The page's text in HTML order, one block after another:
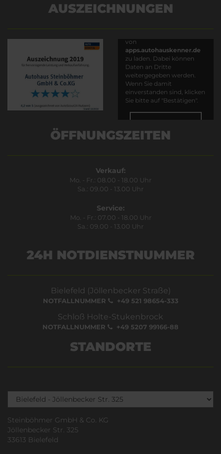
AUSZEICHNUNGEN
von
apps.autohauskenner.de
zu laden. Dabei können
Daten an Dritte
weitergegeben werden.
Wenn Sie damit
einverstanden sind, klicken
Sie bitte auf "Bestätigen".
ÖFFNUNGSZEITEN
Verkauf:
Mo. - Fr.: 08.00 - 18.00 Uhr
Sa.: 09.00 - 13.00 Uhr
Service:
Mo. - Fr.: 07.00 - 18.00 Uhr
Sa.: 09.00 - 13.00 Uhr
24H NOTDIENSTNUMMER
Bielefeld (Jöllenbecker Straße)
NOTFALLNUMMER +49 521 98654-333
Schloß Holte-Stukenbrock
NOTFALLNUMMER +49 5207 99166-88
STANDORTE
Steinböhmer GmbH & Co. KG
Jöllenbecker Str. 325
33613 Bielefeld